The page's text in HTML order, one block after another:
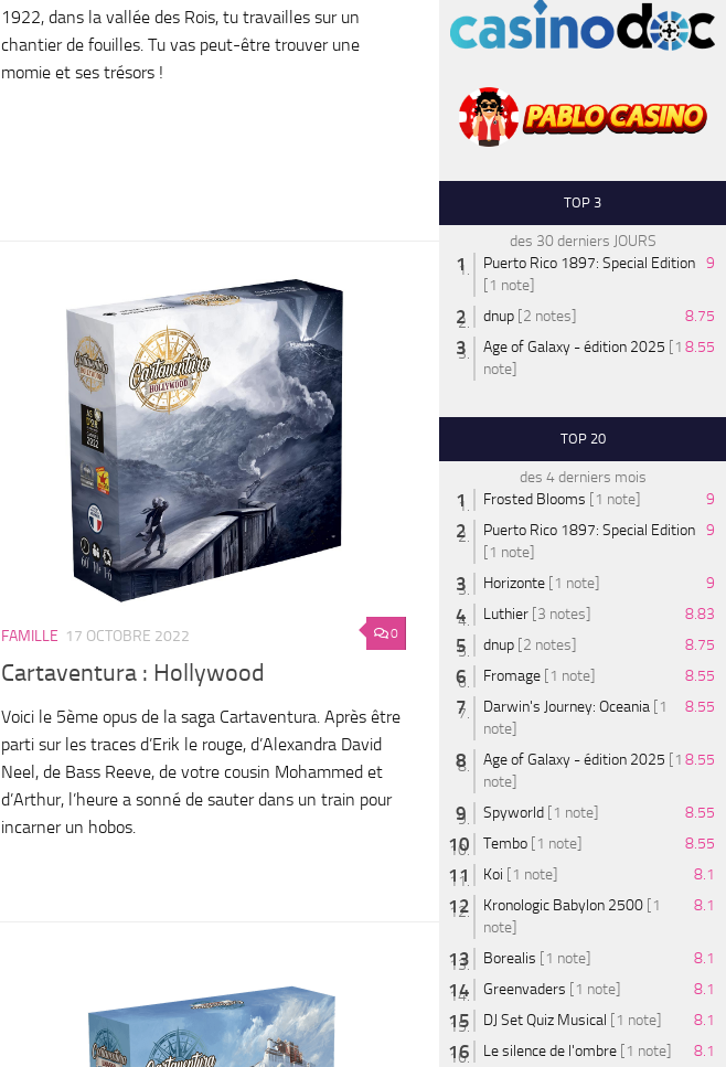
1922, dans la vallée des Rois, tu travailles sur un
chantier de fouilles. Tu vas peut-être trouver une
momie et ses trésors !
0
FAMILLE 17 OCTOBRE 2022
Cartaventura : Hollywood
Voici le 5ème opus de la saga Cartaventura. Après être
parti sur les traces d’Erik le rouge, d’Alexandra David
Neel, de Bass Reeve, de votre cousin Mohammed et
d’Arthur, l’heure a sonné de sauter dans un train pour
incarner un hobos.
TOP 3
des 30 derniers JOURS
Puerto Rico 1897: Special Edition
[1 note]
9
dnup [2 notes]
8.75
Age of Galaxy - édition 2025 [1
note]
8.55
TOP 20
des 4 derniers mois
Frosted Blooms [1 note]
9
Puerto Rico 1897: Special Edition
[1 note]
9
Horizonte [1 note]
9
Luthier [3 notes]
8.83
dnup [2 notes]
8.75
Fromage [1 note]
8.55
Darwin's Journey: Oceania [1
note]
8.55
Age of Galaxy - édition 2025 [1
note]
8.55
Spyworld [1 note]
8.55
Tembo [1 note]
8.55
Koi [1 note]
8.1
Kronologic Babylon 2500 [1
note]
8.1
Borealis [1 note]
8.1
Greenvaders [1 note]
8.1
DJ Set Quiz Musical [1 note]
8.1
Le silence de l'ombre [1 note]
8.1